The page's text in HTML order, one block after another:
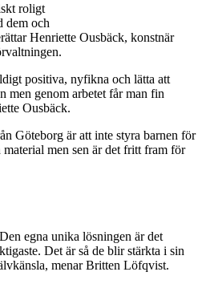
roligt
dem och
Henriette Ousbäck, konstnär
positiva, nyfikna och lätta att
men genom arbetet får man fin
Ousbäck.
Göteborg är att inte styra barnen för
men sen är det fritt fram för
egna unika lösningen är det
Det är så de blir stärkta i sin
menar Britten Löfqvist.